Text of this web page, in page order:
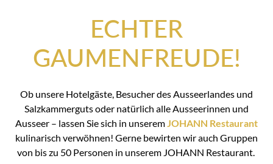
ECHTER
GAUMENFREUDE!
Ob unsere Hotelgäste, Besucher des Ausseerlandes und
Salzkammerguts oder natürlich alle Ausseerinnen und
Ausseer – lassen Sie sich in unseremJOHANN Restaurant
kulinarisch verwöhnen! Gerne bewirten wir auch Gruppen
von bis zu 50 Personen in unserem JOHANN Restaurant.